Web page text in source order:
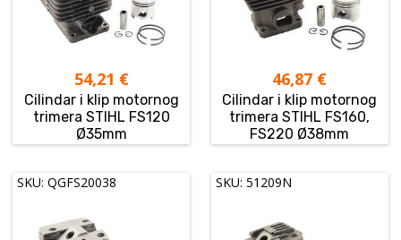
54,21 €
Cilindar i klip motornog
trimera STIHL FS120
Ø35mm
46,87 €
Cilindar i klip motornog
trimera STIHL FS160,
FS220 Ø38mm
SKU: QGFS20038 SKU: 51209N